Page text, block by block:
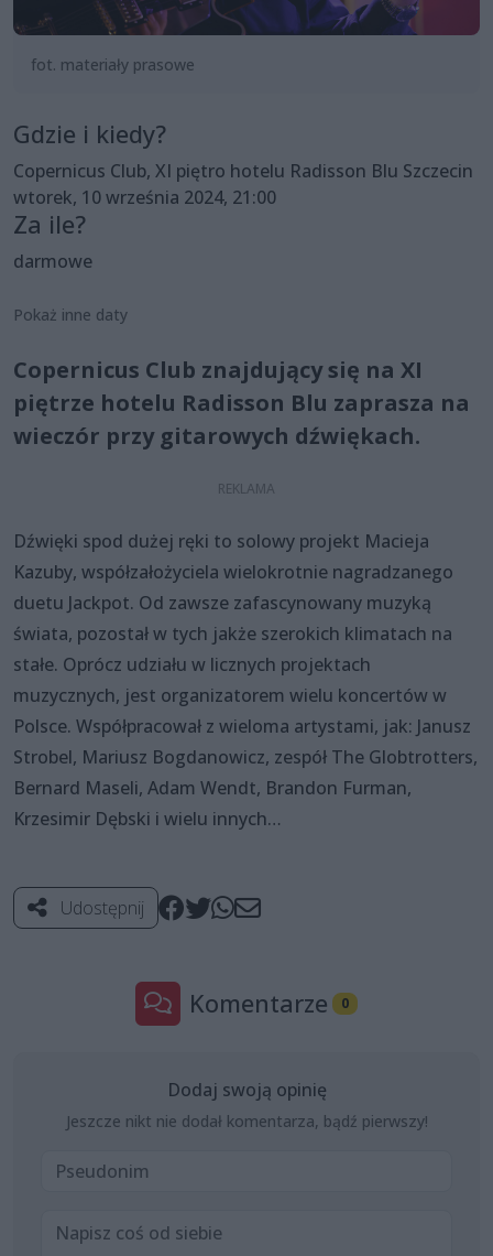
fot. materiały prasowe
Gdzie i kiedy?
Copernicus Club, XI piętro hotelu Radisson Blu Szczecin
wtorek, 10 września 2024, 21:00
Za ile?
darmowe
Pokaż inne daty
Copernicus Club znajdujący się na XI
piętrze hotelu Radisson Blu zaprasza na
wieczór przy gitarowych dźwiękach.
Dźwięki spod dużej ręki to solowy projekt Macieja
Kazuby, współzałożyciela wielokrotnie nagradzanego
duetu Jackpot. Od zawsze zafascynowany muzyką
świata, pozostał w tych jakże szerokich klimatach na
stałe. Oprócz udziału w licznych projektach
muzycznych, jest organizatorem wielu koncertów w
Polsce. Współpracował z wieloma artystami, jak: Janusz
Strobel, Mariusz Bogdanowicz, zespół The Globtrotters,
Bernard Maseli, Adam Wendt, Brandon Furman,
Krzesimir Dębski i wielu innych…
Udostępnij
Komentarze 0
Dodaj swoją opinię
Jeszcze nikt nie dodał komentarza, bądź pierwszy!